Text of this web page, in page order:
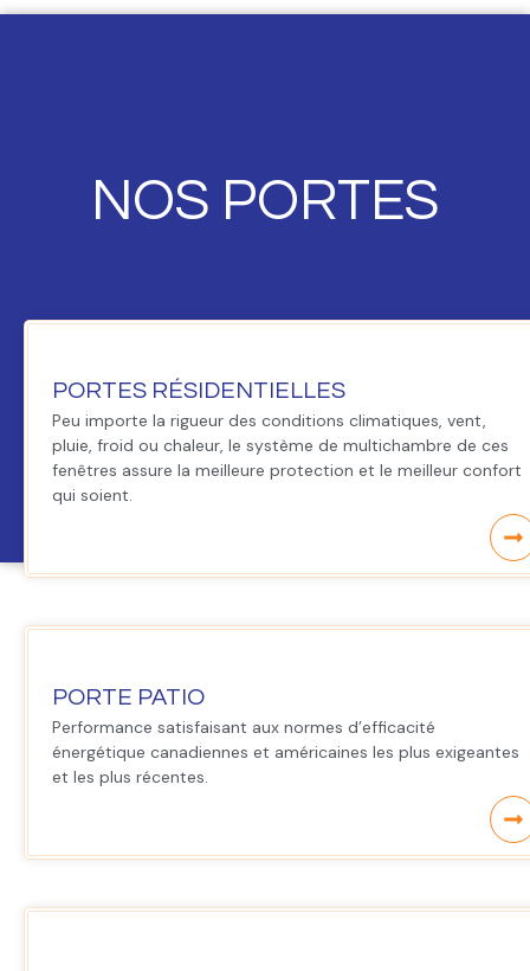
NOS PORTES
PORTES RÉSIDENTIELLES
Peu importe la rigueur des conditions climatiques, vent,
pluie, froid ou chaleur, le système de multichambre de ces
fenêtres assure la meilleure protection et le meilleur confort
qui soient.
PORTE PATIO
Performance satisfaisant aux normes d’efficacité
énergétique canadiennes et américaines les plus exigeantes
et les plus récentes.